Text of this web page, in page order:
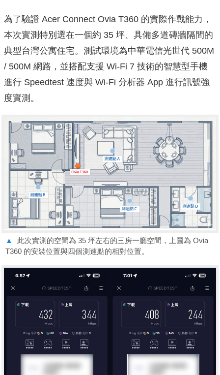
為了驗證 Acer Connect Ovia T360 的實際作戰能力，
本次實測特別選在一個約 35 坪、具備多道磚牆隔間的
典型台灣公寓住宅。測試環境為中華電信光世代 500M
/ 500M 網路，並搭配支援 Wi-Fi 7 技術的智慧型手機
進行 Speedtest 速度與 Wi-Fi 分析器 App 進行訊號強
度實測。
▲
此次實測的空間為 35 坪左右的三房一廳空間，上圖為 Ovia
T360 的安裝位置與四個測速點的相對位置。